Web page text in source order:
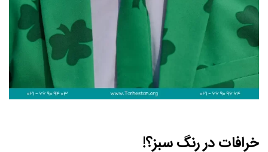
خرافات در رنگ سبز؟!